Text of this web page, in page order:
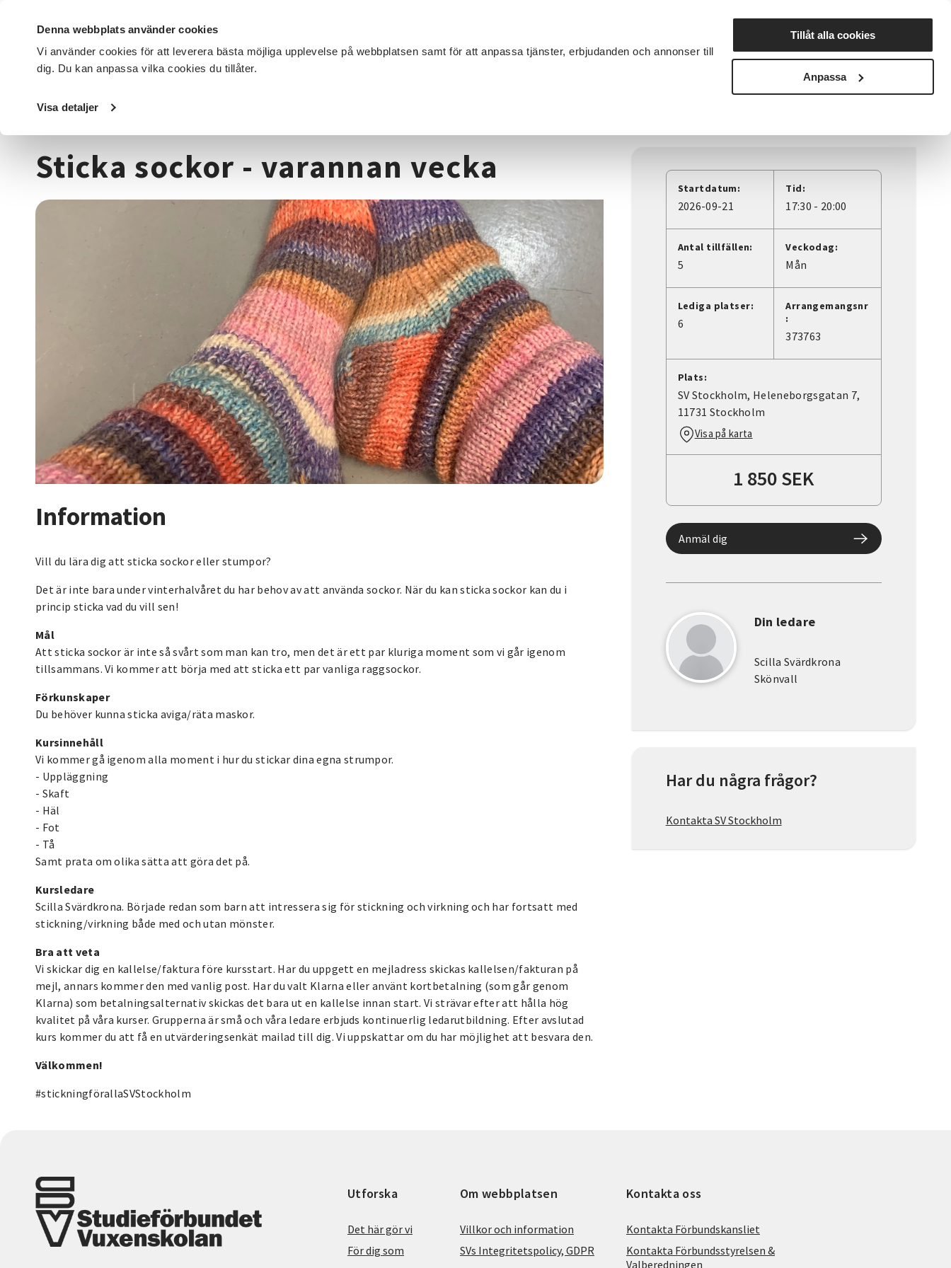
Denna webbplats använder cookies
Vi använder cookies för att leverera bästa möjliga upplevelse på webbplatsen samt för att anpassa tjänster, erbjudanden och annonser till
dig. Du kan anpassa vilka cookies du tillåter.
Visa detaljer
Tillåt alla cookies
Anpassa
DET HÄR GÖR VI FÖR DIG SOM SÖK KURSER OCH EVENEMANG Nyheter Avdelningar
Startsida / Kurser och evenemang
Sticka sockor - varannan vecka
Information
Vill du lära dig att sticka sockor eller stumpor?
Det är inte bara under vinterhalvåret du har behov av att använda sockor. När du kan sticka sockor kan du i
princip sticka vad du vill sen!
Mål
Att sticka sockor är inte så svårt som man kan tro, men det är ett par kluriga moment som vi går igenom
tillsammans. Vi kommer att börja med att sticka ett par vanliga raggsockor.
Förkunskaper
Du behöver kunna sticka aviga/räta maskor.
Kursinnehåll
Vi kommer gå igenom alla moment i hur du stickar dina egna strumpor.
- Uppläggning
- Skaft
- Häl
- Fot
- Tå
Samt prata om olika sätta att göra det på.
Kursledare
Scilla Svärdkrona. Började redan som barn att intressera sig för stickning och virkning och har fortsatt med
stickning/virkning både med och utan mönster.
Bra att veta
Vi skickar dig en kallelse/faktura före kursstart. Har du uppgett en mejladress skickas kallelsen/fakturan på
mejl, annars kommer den med vanlig post. Har du valt Klarna eller använt kortbetalning (som går genom
Klarna) som betalningsalternativ skickas det bara ut en kallelse innan start. Vi strävar efter att hålla hög
kvalitet på våra kurser. Grupperna är små och våra ledare erbjuds kontinuerlig ledarutbildning. Efter avslutad
kurs kommer du att få en utvärderingsenkät mailad till dig. Vi uppskattar om du har möjlighet att besvara den.
Välkommen!
#stickningförallaSVStockholm
Startdatum:
2026-09-21
Tid:
17:30 - 20:00
Antal tillfällen:
5
Veckodag:
Mån
Lediga platser:
6
Arrangemangsnr
:
373763
Plats:
SV Stockholm, Heleneborgsgatan 7,
11731 Stockholm
Visa på karta
1 850 SEK
Anmäl dig
Din ledare
Scilla Svärdkrona
Skönvall
Har du några frågor?
Kontakta SV Stockholm
Utforska
Det här gör vi
För dig som
Om webbplatsen
Villkor och information
SVs Integritetspolicy, GDPR
Kontakta oss
Kontakta Förbundskansliet
Kontakta Förbundsstyrelsen &
Valberedningen